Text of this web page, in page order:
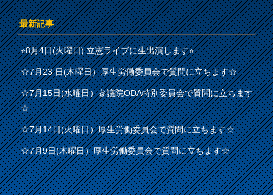
最新記事
⭐︎8月4日(火曜日) 立憲ライブに生出演します⭐︎
☆7月23 日(木曜日）厚生労働委員会で質問に立ちます☆
☆7月15日(水曜日）参議院ODA特別委員会で質問に立ちます
☆
☆7月14日(火曜日）厚生労働委員会で質問に立ちます☆
☆7月9日(木曜日）厚生労働委員会で質問に立ちます☆